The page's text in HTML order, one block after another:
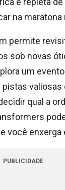
na maratona
permite
sob novas
um
valiosas
qual a
você enxerga
PUBLICIDADE